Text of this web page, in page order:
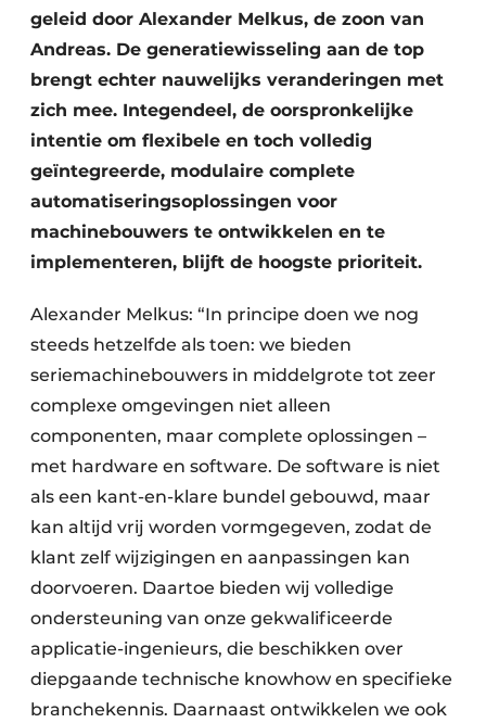
geleid door Alexander Melkus, de zoon van
Andreas. De generatiewisseling aan de top
brengt echter nauwelijks veranderingen met
zich mee. Integendeel, de oorspronkelijke
intentie om flexibele en toch volledig
geïntegreerde, modulaire complete
automatiseringsoplossingen voor
machinebouwers te ontwikkelen en te
implementeren, blijft de hoogste prioriteit.
Alexander Melkus: “In principe doen we nog
steeds hetzelfde als toen: we bieden
seriemachinebouwers in middelgrote tot zeer
complexe omgevingen niet alleen
componenten, maar complete oplossingen –
met hardware en software. De software is niet
als een kant-en-klare bundel gebouwd, maar
kan altijd vrij worden vormgegeven, zodat de
klant zelf wijzigingen en aanpassingen kan
doorvoeren. Daartoe bieden wij volledige
ondersteuning van onze gekwalificeerde
applicatie-ingenieurs, die beschikken over
diepgaande technische knowhow en specifieke
branchekennis. Daarnaast ontwikkelen we ook